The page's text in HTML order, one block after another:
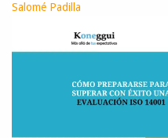
Salomé Padilla